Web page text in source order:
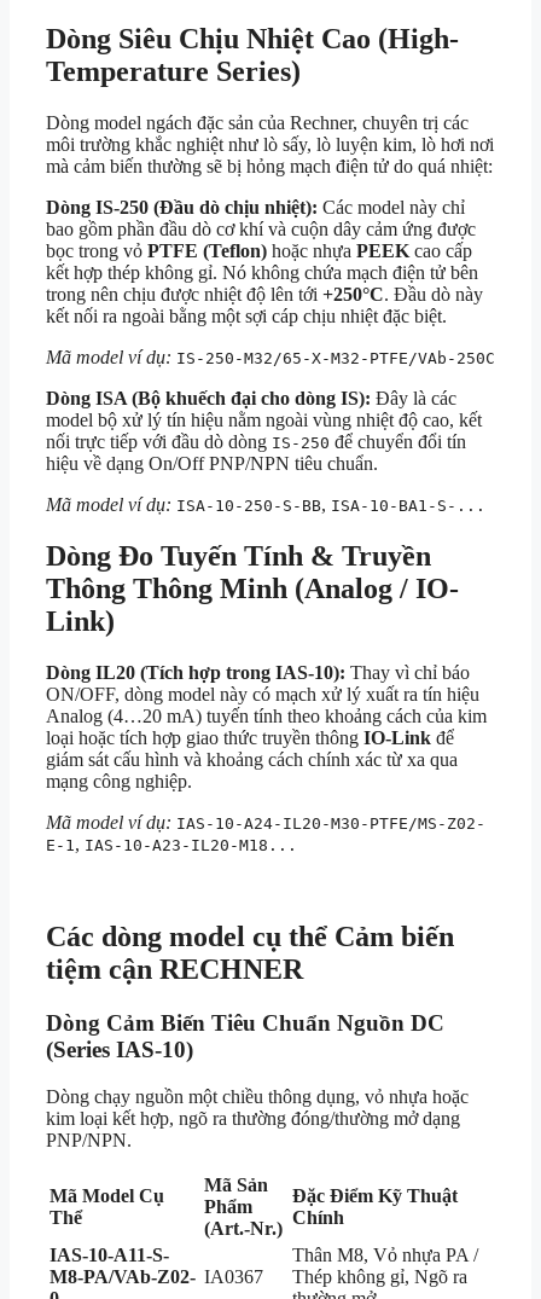
Dòng Siêu Chịu Nhiệt Cao (High-
Temperature Series)
Dòng model ngách đặc sản của Rechner, chuyên trị các
môi trường khắc nghiệt như lò sấy, lò luyện kim, lò hơi nơi
mà cảm biến thường sẽ bị hỏng mạch điện tử do quá nhiệt:
Dòng IS-250 (Đầu dò chịu nhiệt): Các model này chỉ
bao gồm phần đầu dò cơ khí và cuộn dây cảm ứng được
bọc trong vỏ PTFE (Teflon) hoặc nhựa PEEK cao cấp
kết hợp thép không gỉ. Nó không chứa mạch điện tử bên
trong nên chịu được nhiệt độ lên tới +250°C. Đầu dò này
kết nối ra ngoài bằng một sợi cáp chịu nhiệt đặc biệt.
Mã model ví dụ: IS-250-M32/65-X-M32-PTFE/VAb-250C
Dòng ISA (Bộ khuếch đại cho dòng IS): Đây là các
model bộ xử lý tín hiệu nằm ngoài vùng nhiệt độ cao, kết
nối trực tiếp với đầu dò dòng IS-250 để chuyển đổi tín
hiệu về dạng On/Off PNP/NPN tiêu chuẩn.
Mã model ví dụ: ISA-10-250-S-BB, ISA-10-BA1-S-...
Dòng Đo Tuyến Tính & Truyền
Thông Thông Minh (Analog / IO-
Link)
Dòng IL20 (Tích hợp trong IAS-10): Thay vì chỉ báo
ON/OFF, dòng model này có mạch xử lý xuất ra tín hiệu
Analog (4…20 mA) tuyến tính theo khoảng cách của kim
loại hoặc tích hợp giao thức truyền thông IO-Link để
giám sát cấu hình và khoảng cách chính xác từ xa qua
mạng công nghiệp.
Mã model ví dụ: IAS-10-A24-IL20-M30-PTFE/MS-Z02-
E-1, IAS-10-A23-IL20-M18...
Các dòng model cụ thể Cảm biến
tiệm cận RECHNER
Dòng Cảm Biến Tiêu Chuẩn Nguồn DC
(Series IAS-10)
Dòng chạy nguồn một chiều thông dụng, vỏ nhựa hoặc
kim loại kết hợp, ngõ ra thường đóng/thường mở dạng
PNP/NPN.
Mã Model Cụ
Thể
Mã Sản
Phẩm
(Art.-Nr.)
Đặc Điểm Kỹ Thuật
Chính
IAS-10-A11-S-
M8-PA/VAb-Z02- IA0367
Thân M8, Vỏ nhựa PA /
Thép không gỉ, Ngõ ra